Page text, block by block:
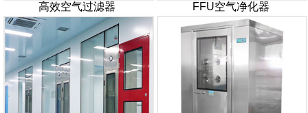
高效空气过滤器 FFU空气净化器